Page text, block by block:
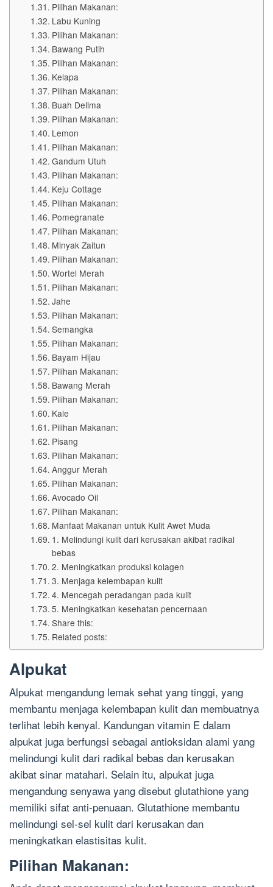
Pilihan Makanan:
Labu Kuning
Pilihan Makanan:
Bawang Putih
Pilihan Makanan:
Kelapa
Pilihan Makanan:
Buah Delima
Pilihan Makanan:
Lemon
Pilihan Makanan:
Gandum Utuh
Pilihan Makanan:
Keju Cottage
Pilihan Makanan:
Pomegranate
Pilihan Makanan:
Minyak Zaitun
Pilihan Makanan:
Wortel Merah
Pilihan Makanan:
Jahe
Pilihan Makanan:
Semangka
Pilihan Makanan:
Bayam Hijau
Pilihan Makanan:
Bawang Merah
Pilihan Makanan:
Kale
Pilihan Makanan:
Pisang
Pilihan Makanan:
Anggur Merah
Pilihan Makanan:
Avocado Oil
Pilihan Makanan:
Manfaat Makanan untuk Kulit Awet Muda
1. Melindungi kulit dari kerusakan akibat radikal
bebas
2. Meningkatkan produksi kolagen
3. Menjaga kelembapan kulit
4. Mencegah peradangan pada kulit
5. Meningkatkan kesehatan pencernaan
Share this:
Related posts:
Alpukat
Alpukat mengandung lemak sehat yang tinggi, yang
membantu menjaga kelembapan kulit dan membuatnya
terlihat lebih kenyal. Kandungan vitamin E dalam
alpukat juga berfungsi sebagai antioksidan alami yang
melindungi kulit dari radikal bebas dan kerusakan
akibat sinar matahari. Selain itu, alpukat juga
mengandung senyawa yang disebut glutathione yang
memiliki sifat anti-penuaan. Glutathione membantu
melindungi sel-sel kulit dari kerusakan dan
meningkatkan elastisitas kulit.
Pilihan Makanan: